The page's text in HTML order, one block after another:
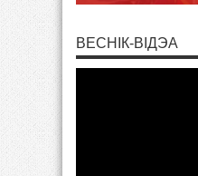
ВЕСНІК-ВІДЭА